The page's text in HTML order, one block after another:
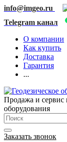
info@imgeo.ru
Telegram канал
О компании
Как купить
Доставка
Гарантия
...
Продажа и сервис
оборудования
Заказать звонок